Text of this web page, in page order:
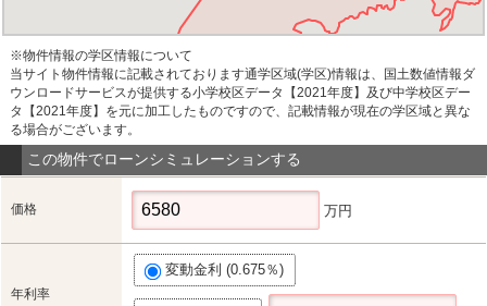
※物件情報の学区情報について
当サイト物件情報に記載されております通学区域(学区)情報は、国土数値情報ダ
ウンロードサービスが提供する小学校区データ【2021年度】及び中学校区デー
タ【2021年度】を元に加工したものですので、記載情報が現在の学区域と異な
る場合がございます。
この物件でローンシミュレーションする
価格 万円
年利率
変動金利 (0.675％)